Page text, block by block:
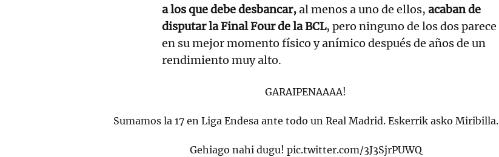
a los que debe desbancar,al menos a uno de ellos, acaban de
disputar la Final Four de la BCL, pero ninguno de los dos parece
en su mejor momento físico y anímico después de años de un
rendimiento muy alto.
GARAIPENAAAA!
Sumamos la 17 en Liga Endesa ante todo un Real Madrid. Eskerrik asko Miribilla.
Gehiago nahi dugu! pic.twitter.com/3J3SjrPUWQ